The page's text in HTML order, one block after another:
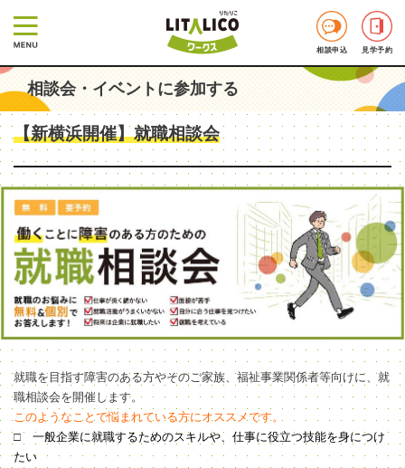
相談申込 見学予約
相談会・イベントに参加する
【新横浜開催】就職相談会
就職を目指す障害のある方やそのご家族、福祉事業関係者等向けに、就
職相談会を開催します。
このようなことで悩まれている方にオススメです。
□ 一般企業に就職するためのスキルや、仕事に役立つ技能を身につけ
たい